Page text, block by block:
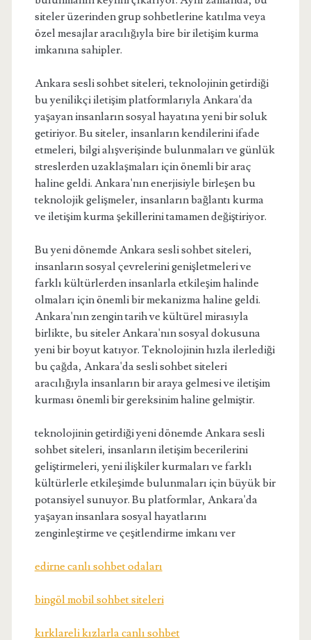
siteler üzerinden grup sohbetlerine katılma veya
özel mesajlar aracılığıyla bire bir iletişim kurma
imkanına sahipler.
Ankara sesli sohbet siteleri, teknolojinin getirdiği
bu yenilikçi iletişim platformlarıyla Ankara'da
yaşayan insanların sosyal hayatına yeni bir soluk
getiriyor. Bu siteler, insanların kendilerini ifade
etmeleri, bilgi alışverişinde bulunmaları ve günlük
streslerden uzaklaşmaları için önemli bir araç
haline geldi. Ankara'nın enerjisiyle birleşen bu
teknolojik gelişmeler, insanların bağlantı kurma
ve iletişim kurma şekillerini tamamen değiştiriyor.
Bu yeni dönemde Ankara sesli sohbet siteleri,
insanların sosyal çevrelerini genişletmeleri ve
farklı kültürlerden insanlarla etkileşim halinde
olmaları için önemli bir mekanizma haline geldi.
Ankara'nın zengin tarih ve kültürel mirasıyla
birlikte, bu siteler Ankara'nın sosyal dokusuna
yeni bir boyut katıyor. Teknolojinin hızla ilerlediği
bu çağda, Ankara'da sesli sohbet siteleri
aracılığıyla insanların bir araya gelmesi ve iletişim
kurması önemli bir gereksinim haline gelmiştir.
teknolojinin getirdiği yeni dönemde Ankara sesli
sohbet siteleri, insanların iletişim becerilerini
geliştirmeleri, yeni ilişkiler kurmaları ve farklı
kültürlerle etkileşimde bulunmaları için büyük bir
potansiyel sunuyor. Bu platformlar, Ankara'da
yaşayan insanlara sosyal hayatlarını
zenginleştirme ve çeşitlendirme imkanı ver
edirne canlı sohbet odaları
bingöl mobil sohbet siteleri
kırklareli kızlarla canlı sohbet